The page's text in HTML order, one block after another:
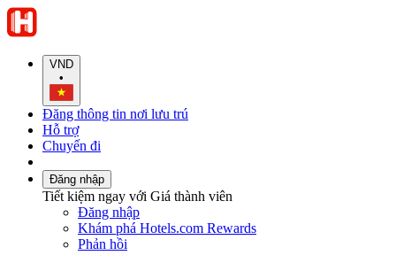
VND
•
Đăng thông tin nơi lưu trú
Hỗ trợ
Chuyến đi
Đăng nhập
Tiết kiệm ngay với Giá thành viên
Đăng nhập
Khám phá Hotels.com Rewards
Phản hồi